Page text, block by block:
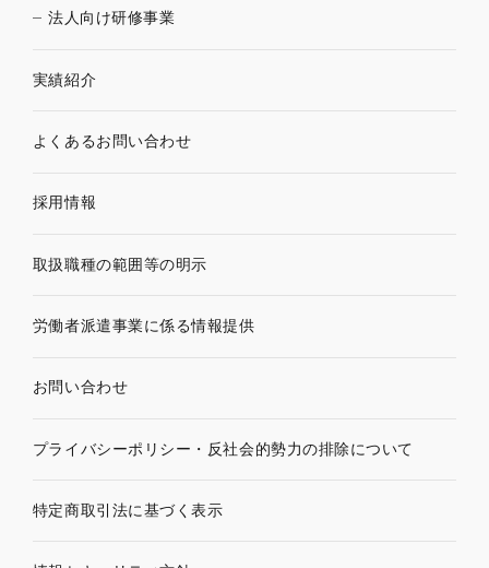
法人向け研修事業
実績紹介
よくあるお問い合わせ
採用情報
取扱職種の範囲等の明示
労働者派遣事業に係る情報提供
お問い合わせ
プライバシーポリシー・ 反社会的勢力の排除について
特定商取引法に基づく表示